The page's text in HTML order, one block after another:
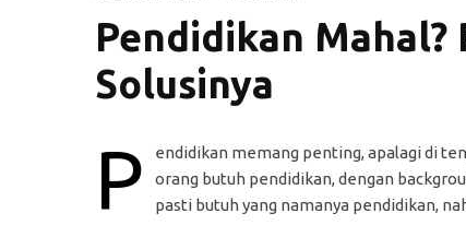
Pendidikan
Solusinya
P
endidikan memang penting, apalagi di
orang butuh pendidikan, dengan
pasti butuh yang namanya pendidikan,